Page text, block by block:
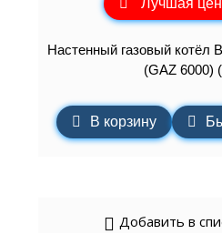
Лучшая
Настенный газовый котёл
(GAZ 6000)
В корзину
Добавить в